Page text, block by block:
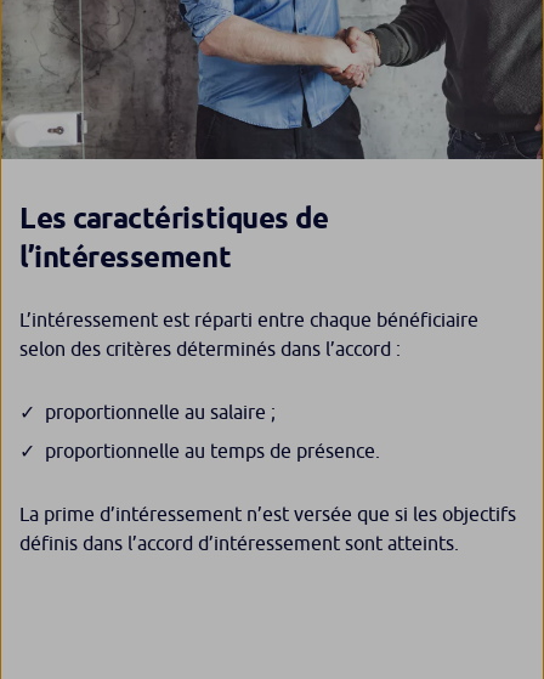
Les caractéristiques de
l’intéressement
L’intéressement est réparti entre chaque bénéficiaire
selon des critères déterminés dans l’accord :
proportionnelle au salaire ;
proportionnelle au temps de présence.
La prime d’intéressement n’est versée que si les objectifs
définis dans l’accord d’intéressement sont atteints.